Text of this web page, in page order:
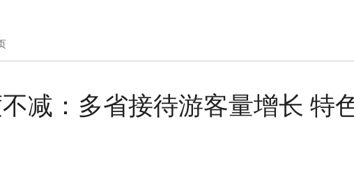
减：多省接待游客量增长 特